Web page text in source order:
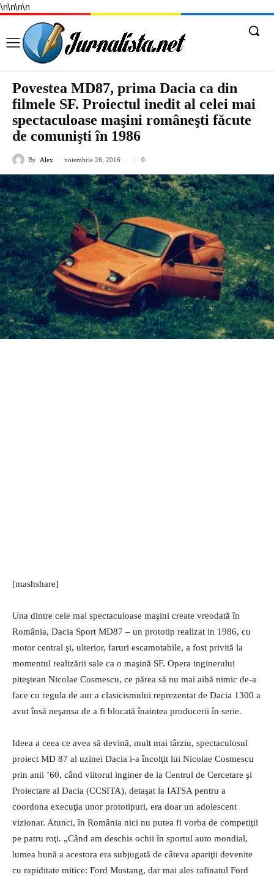
\n\n\n\n
Povestea MD87, prima Dacia ca din
filmele SF. Proiectul inedit al celei mai
spectaculoase maşini româneşti făcute
de comunişti în 1986
By Alex noiembrie 26, 2016 0
[mashshare]
Una dintre cele mai spectaculoase maşini create vreodată în
România, Dacia Sport MD87 – un prototip realizat in 1986, cu
motor central şi, ulterior, faruri escamotabile, a fost privită la
momentul realizării sale ca o maşină SF. Opera inginerului
piteştean Nicolae Cosmescu, ce părea să nu mai aibă nimic de-a
face cu regula de aur a clasicismului reprezentat de Dacia 1300 a
avut însă neşansa de a fi blocată înaintea producerii în serie.
Ideea a ceea ce avea să devină, mult mai târziu, spectaculosul
proiect MD 87 al uzinei Dacia i-a încolţit lui Nicolae Cosmescu
prin anii ’60, când viitorul inginer de la Centrul de Cercetare şi
Proiectare al Dacia (CCSITA), detaşat la IATSA pentru a
coordona execuţia unor prototipuri, era doar un adolescent
vizionar. Atunci, în România nici nu putea fi vorba de competiţii
pe patru roţi. „Când am deschis ochii în sportul auto mondial,
lumea bună a acestora era subjugată de câteva apariţii devenite
cu rapiditate mitice: Ford Mustang, dar mai ales rafinatul Ford